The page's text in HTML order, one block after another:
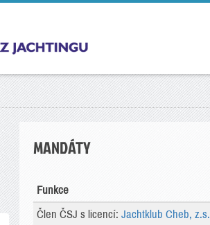
MANDÁTY
Funkce
Člen ČSJ s licencí: Jachtklub Cheb, z.s.